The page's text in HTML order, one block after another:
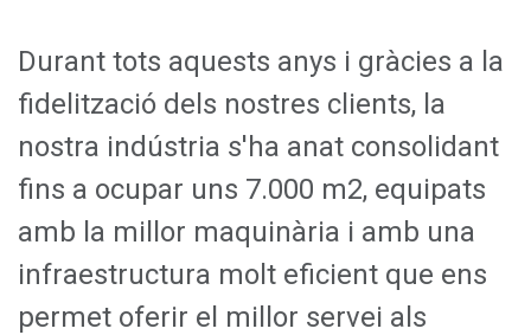
Durant tots aquests anys i gràcies a la
fidelització dels nostres clients, la
nostra indústria s'ha anat consolidant
fins a ocupar uns 7.000 m2, equipats
amb la millor maquinària i amb una
infraestructura molt eficient que ens
permet oferir el millor servei als
ESPAÑOL ENGLISH